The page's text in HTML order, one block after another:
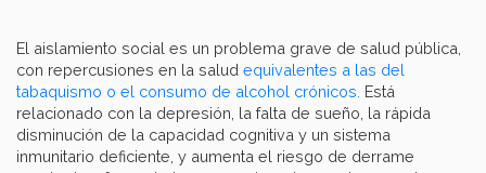
El aislamiento social es un problema grave de salud pública,
con repercusiones en la salud equivalentes a las del
tabaquismo o el consumo de alcohol crónicos. Está
relacionado con la depresión, la falta de sueño, la rápida
disminución de la capacidad cognitiva y un sistema
inmunitario deficiente, y aumenta el riesgo de derrame